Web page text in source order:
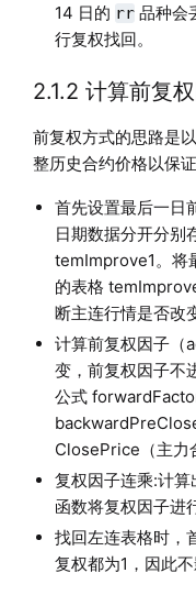
14 日的 rr品种会
行复权找回。
2.1.2 计算前复
前复权方式的思路是
整历史合约价格以保证
首先设置最后一日
日期数据分开分
temImprove1。将
的表格
断主连行情是否改
计算前复权因子（
变，前复权因子不
公式
ClosePrice（主力
复权因子连乘:计
函数将复权因子进
找回左连表格时，
复权都为1，因此